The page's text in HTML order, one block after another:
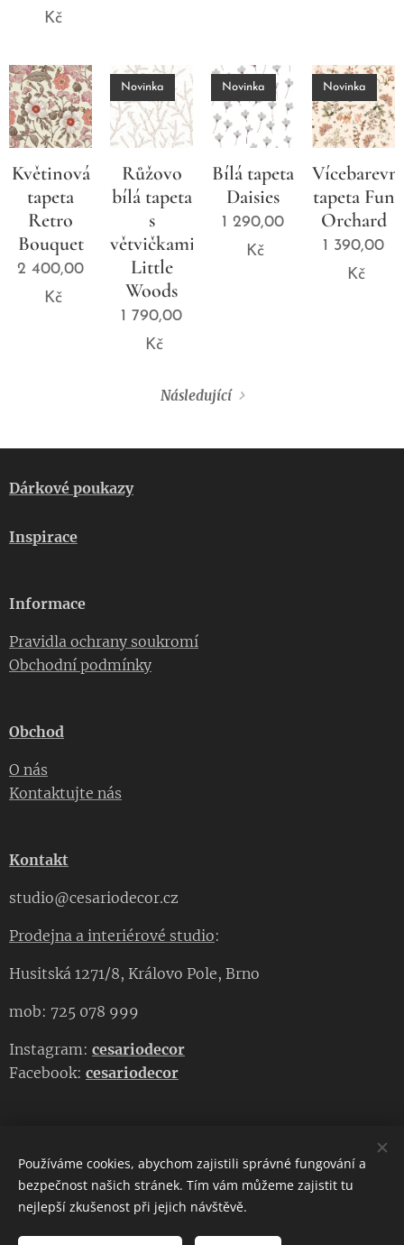
Kč
Květinová
tapeta
Retro
Bouquet
2 400,00
Kč
Růžovo
bílá tapeta
s
větvičkami
Little
Woods
Novinka
1 790,00
Kč
Bílá tapeta
Daisies
Novinka
1 290,00
Kč
tapeta Fun
Orchard
Novinka
1 390,00
Kč
Následující
Dárkové poukazy
Inspirace
Informace
Pravidla ochrany soukromí
Obchodní podmínky
Obchod
O nás
Kontaktujte nás
Kontakt
studio@cesariodecor.cz
Prodejna a interiérové studio:
Husitská 1271/8, Královo Pole, Brno
mob: 725 078 999
Instagram: cesariodecor
Facebook: cesariodecor
CESARIO DECOR
Copyright 2023CESARIO DECOR. Všechna práva vyhrazena.
Cookies
Používáme cookies, abychom zajistili správné fungování a
bezpečnost našich stránek. Tím vám můžeme zajistit tu
nejlepší zkušenost při jejich návštěvě.